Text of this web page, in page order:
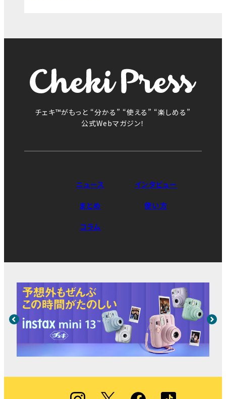
チェキ™がもっと “分かる” “使える” “楽しめる”
公式Webマガジン！
ニュース インタビュー
まとめ 使い方
コラム